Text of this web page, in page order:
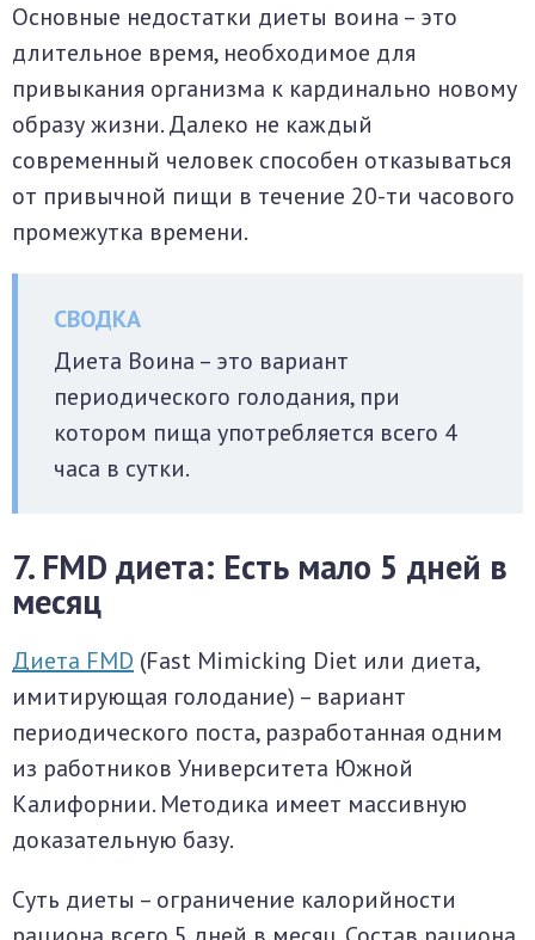
Основные недостатки диеты воина – это
длительное время, необходимое для
привыкания организма к кардинально новому
образу жизни. Далеко не каждый
современный человек способен отказываться
от привычной пищи в течение 20-ти часового
промежутка времени.
Диета Воина – это вариант
периодического голодания, при
котором пища употребляется всего 4
часа в сутки.
7. FMD диета: Есть мало 5 дней в
месяц
Диета FMD (Fast Mimicking Diet или диета,
имитирующая голодание) – вариант
периодического поста, разработанная одним
из работников Университета Южной
Калифорнии. Методика имеет массивную
доказательную базу.
Суть диеты – ограничение калорийности